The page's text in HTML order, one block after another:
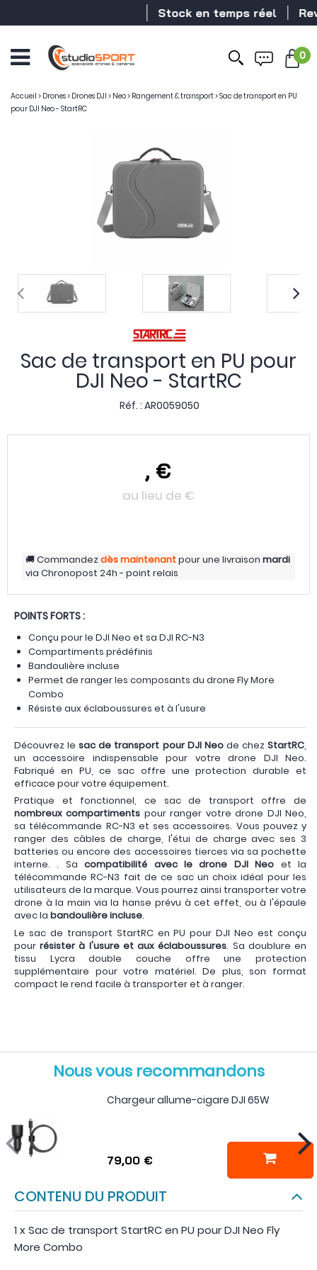
Stock en temps réel
0
Accueil > Drones> Drones DJI > Neo> Rangement & transport>Sac de transport en PU
pour DJI Neo - StartRC
Sac de transport en PU pour
DJI Neo - StartRC
Réf. : AR0059050
, €
au lieu de €
Commandezdès maintenantpour une livraison mardi
via Chronopost 24h - point relais
POINTS FORTS :
Conçu pour le DJI Neo et sa DJI RC-N3
Compartiments prédéfinis
Bandoulière incluse
Permet de ranger les composants du drone Fly More
Combo
Résiste aux éclaboussures et à l'usure
Découvrez lesac de transport pour DJI Neode chezStartRC
un accessoire indispensable pour votre drone DJI Neo.
Fabriqué en PU, ce sac offre une protection durable et
efficace pour votre équipement.
Pratique et fonctionnel, ce sac de transport offre de
nombreux compartiments pour ranger votre drone DJI Neo,
sa télécommande RC-N3 et ses accessoires. Vous pouvez y
ranger des câbles de charge, l'étui de charge avec ses 3
batteries ou encore des accessoires tierces via sa pochette
interne. . Sacompatibilité avec le drone DJI Neo et la
télécommande RC-N3 fait de ce sac un choix idéal pour les
utilisateurs de la marque. Vous pourrez ainsi transporter votre
drone à la main via la hanse prévu à cet effet, ou à l'épaule
avec la bandoulière incluse.
Le sac de transport StartRC en PU pour DJI Neo est conçu
pourrésister à l'usure et aux éclaboussures. Sa doublure en
tissu Lycra double couche offre une protection
supplémentaire pour votre matériel. De plus, son format
compact le rend facile à transporter et à ranger.
Nous vous recommandons
Chargeur allume-cigare DJI 65W
79,00 €
CONTENU DU PRODUIT
1 x Sac de transport StartRC en PU pour DJI Neo Fly
More Combo